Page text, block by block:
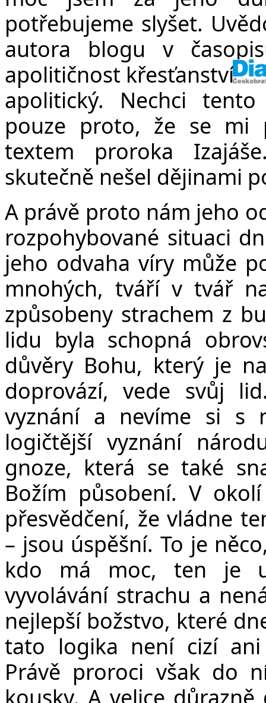
potřebujeme slyšet.
autora blogu v
apolitičnost křesťanství.
apolitický. Nechci
pouze proto, že se mi
textem proroka
skutečně nešel dějinami
A právě proto nám jeho
rozpohybované situaci
jeho odvaha víry může
mnohých, tváří v tvář
způsobeny strachem z
lidu byla schopná
důvěry Bohu, který je
doprovází, vede svůj
vyznání a nevíme si s
logičtější vyznání
gnoze, která se také
Božím působení. V
přesvědčení, že vládne
– jsou úspěšní. To je
kdo má moc, ten je
vyvolávání strachu a
nejlepší božstvo, které
tato logika není cizí
Právě proroci však do
kousky. A velice